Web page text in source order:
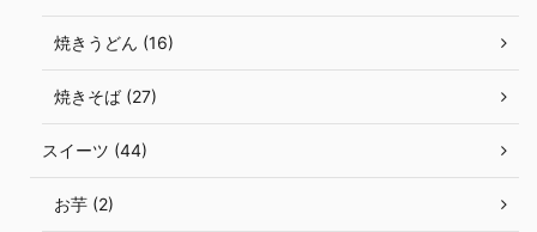
焼きうどん (16)
焼きそば (27)
スイーツ (44)
お芋 (2)